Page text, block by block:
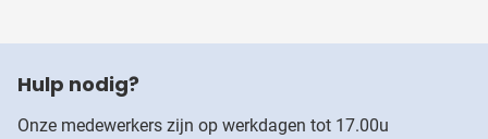
Hulp nodig?
Onze medewerkers zijn op werkdagen tot 17.00u